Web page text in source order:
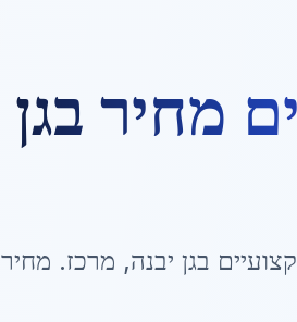
מחיר בגן
בגן יבנה, מרכז. מחיר